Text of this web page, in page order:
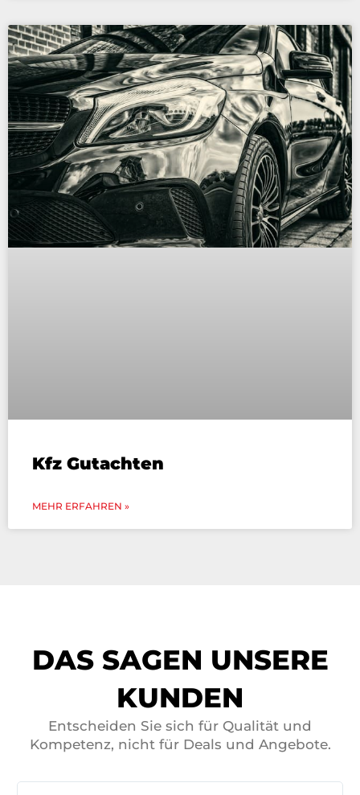
Kfz Gutachten
MEHR ERFAHREN »
DAS SAGEN UNSERE
KUNDEN
Entscheiden Sie sich für Qualität und
Kompetenz, nicht für Deals und Angebote.